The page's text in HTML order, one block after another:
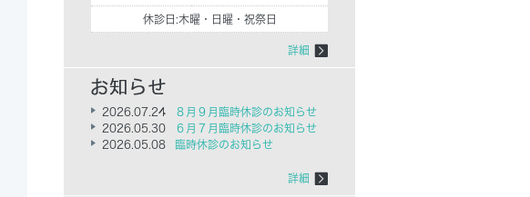
休診日:木曜・日曜・祝祭日
詳細
2026.07.24
８月９月臨時休診のお知らせ
2026.05.30
６月７月臨時休診のお知らせ
2026.05.08
臨時休診のお知らせ
詳細